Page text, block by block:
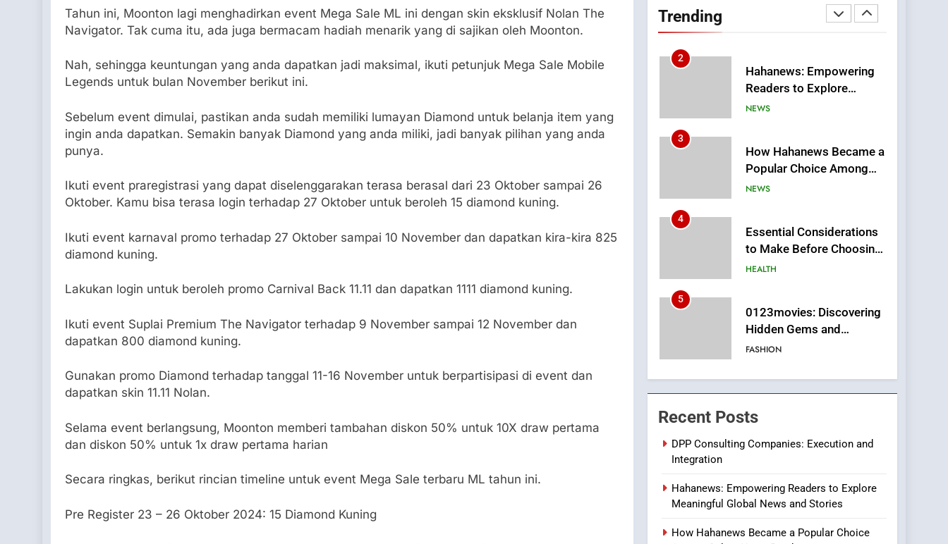
Tahun ini, Moonton lagi menghadirkan event Mega Sale ML ini dengan skin eksklusif Nolan The
Navigator. Tak cuma itu, ada juga bermacam hadiah menarik yang di sajikan oleh Moonton.
Nah, sehingga keuntungan yang anda dapatkan jadi maksimal, ikuti petunjuk Mega Sale Mobile
Legends untuk bulan November berikut ini.
Sebelum event dimulai, pastikan anda sudah memiliki lumayan Diamond untuk belanja item yang
ingin anda dapatkan. Semakin banyak Diamond yang anda miliki, jadi banyak pilihan yang anda
punya.
Ikuti event praregistrasi yang dapat diselenggarakan terasa berasal dari 23 Oktober sampai 26
Oktober. Kamu bisa terasa login terhadap 27 Oktober untuk beroleh 15 diamond kuning.
Ikuti event karnaval promo terhadap 27 Oktober sampai 10 November dan dapatkan kira-kira 825
diamond kuning.
Lakukan login untuk beroleh promo Carnival Back 11.11 dan dapatkan 1111 diamond kuning.
Ikuti event Suplai Premium The Navigator terhadap 9 November sampai 12 November dan
dapatkan 800 diamond kuning.
Gunakan promo Diamond terhadap tanggal 11-16 November untuk berpartisipasi di event dan
dapatkan skin 11.11 Nolan.
Selama event berlangsung, Moonton memberi tambahan diskon 50% untuk 10X draw pertama
dan diskon 50% untuk 1x draw pertama harian
Secara ringkas, berikut rincian timeline untuk event Mega Sale terbaru ML tahun ini.
Pre Register 23 – 26 Oktober 2024: 15 Diamond Kuning
Trending
Companies: Execution
and Integration
2
Hahanews: Empowering
Readers to Explore
Meaningful Global News
NEWS
3
How Hahanews Became a
Popular Choice Among
Online News Readers
NEWS
4
Essential Considerations
to Make Before Choosing
MyoGlow
HEALTH
5
0123movies: Discovering
Hidden Gems and
Popular Films in the
FASHION
6
Finding the Best Movie
Streaming Website: A
Viewer’s Guide to Quality
Streaming Platforms
7
Online Pharmacies: Where
Does Intex Pharma Shop
HEALTH
8
Recent Posts
DPP Consulting Companies: Execution and
Integration
Hahanews: Empowering Readers to Explore
Meaningful Global News and Stories
How Hahanews Became a Popular Choice